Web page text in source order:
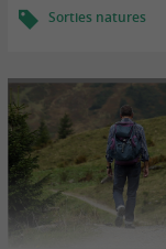
Sorties natures